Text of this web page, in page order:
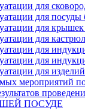
для
для посуды
для крышек
для
для
для
для
ПОСУДЕ